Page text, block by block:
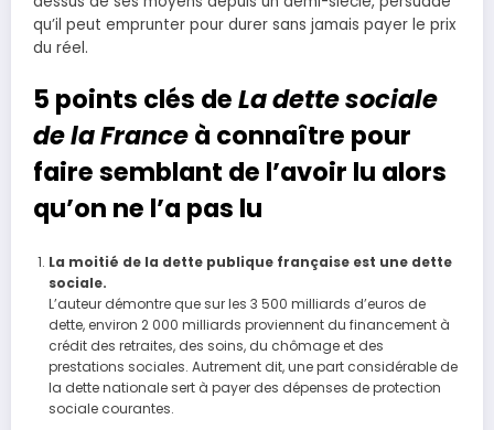
qu’il peut emprunter pour durer sans jamais payer le prix
du réel.
5 points clés deLa dette sociale
de la Franceà connaître pour
faire semblant de l’avoir lu alors
qu’on ne l’a pas lu
La moitié de la dette publique française est une dette
sociale.
L’auteur démontre que sur les 3 500 milliards d’euros de
dette, environ 2 000 milliards proviennent du financement à
crédit des retraites, des soins, du chômage et des
prestations sociales. Autrement dit, une part considérable de
la dette nationale sert à payer des dépenses de protection
sociale courantes.